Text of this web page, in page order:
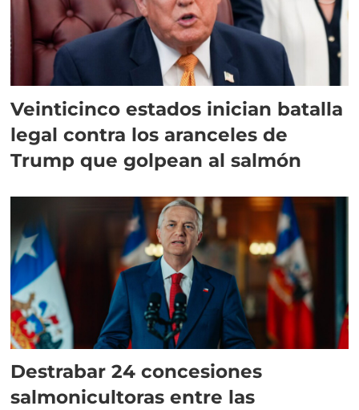
Veinticinco estados inician batalla
legal contra los aranceles de
Trump que golpean al salmón
Destrabar 24 concesiones
salmonicultoras entre las